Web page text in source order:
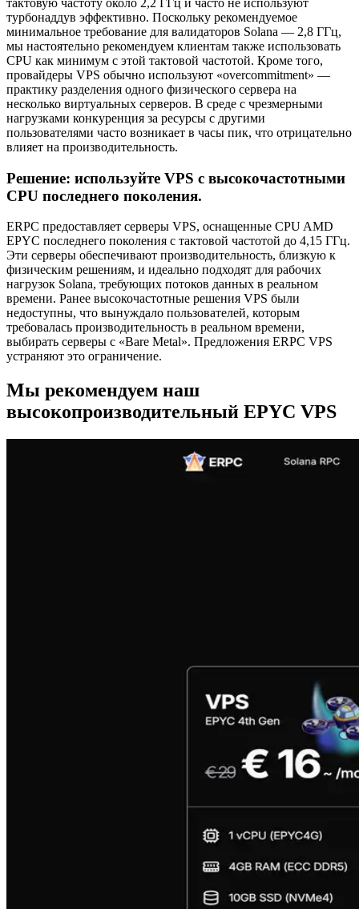
тактовую частоту около 2,2 ГГц и часто не используют
турбонаддув эффективно. Поскольку рекомендуемое
минимальное требование для валидаторов Solana — 2,8 ГГц,
мы настоятельно рекомендуем клиентам также использовать
CPU как минимум с этой тактовой частотой. Кроме того,
провайдеры VPS обычно используют «overcommitment» —
практику разделения одного физического сервера на
несколько виртуальных серверов. В среде с чрезмерными
нагрузками конкуренция за ресурсы с другими
пользователями часто возникает в часы пик, что отрицательно
влияет на производительность.
Решение: используйте VPS с высокочастотными
CPU последнего поколения.
ERPC предоставляет серверы VPS, оснащенные CPU AMD
EPYC последнего поколения с тактовой частотой до 4,15 ГГц.
Эти серверы обеспечивают производительность, близкую к
физическим решениям, и идеально подходят для рабочих
нагрузок Solana, требующих потоков данных в реальном
времени. Ранее высокочастотные решения VPS были
недоступны, что вынуждало пользователей, которым
требовалась производительность в реальном времени,
выбирать серверы с «Bare Metal». Предложения ERPC VPS
устраняют это ограничение.
Мы рекомендуем наш
высокопроизводительный EPYC VPS